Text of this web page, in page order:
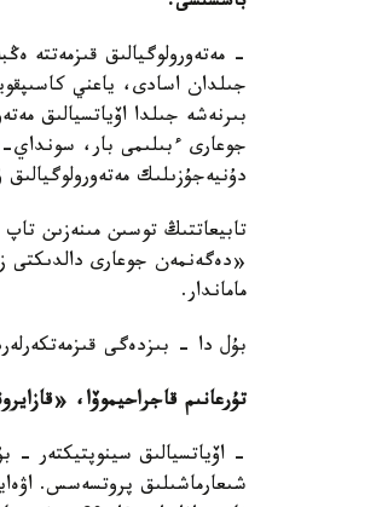
جىلدان اسادى، ياعني
جوعارى ءبىلىمى بار، سونداي-
دۇنيەجۇزىلىك
تابيعاتتىڭ توسىن مىنەزىن
ماماندار.
بۇل دا - بىزدەگى
تۇرعانىم قاجراحيموۆا،
- اۆياتسيالىق سينوپتيكتەر